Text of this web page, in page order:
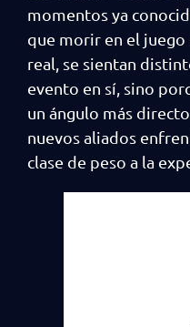
momentos ya
que morir en el
real, se sientan
evento en sí, sino
un ángulo más
nuevos aliados
clase de peso a la